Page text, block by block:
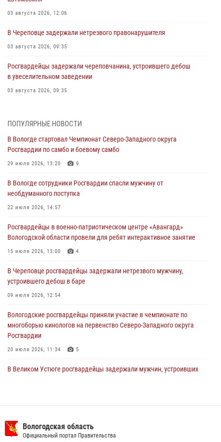
03 августа 2026, 12:06
В Череповце задержали нетрезвого правонарушителя
03 августа 2026, 09:35
Росгвардейцы задержали череповчанина, устроившего дебош
в увеселительном заведении
03 августа 2026, 09:35
товаров из магазина
В Вологде определились победители и призеры Чемпионатов
Северо-Западного округа Росгвардии по спортивному и боевому
03 августа 2026, 08:54 1
ЗА МИНУВШУЮ НЕДЕЛЮ СОТРУДНИКАМИ ВНЕВЕДОМСТВЕННОЙ
ПРАВОНАРУШИТЕЛЯ
02 августа 2026, 10:37
нарушителя на питбайке
31 июля 2026, 06:43
ПОПУЛЯРНЫЕ НОВОСТИ
В Вологде стартовал Чемпионат Северо-Западного округа
Росгвардии по самбо и боевому самбо
29 июля 2026, 13:20 9
В Вологде сотрудники Росгвардии спасли мужчину от
необдуманного поступка
22 июля 2026, 14:57
Росгвардейцы в военно-патриотическом центре «Авангард»
Вологодской области провели для ребят интерактивное занятие
15 июля 2026, 13:00 4
В Череповце росгвардейцы задержали нетрезвого мужчину,
устроившего дебош в баре
09 июля 2026, 12:54
Вологодские росгвардейцы приняли участие в чемпионате по
многоборью кинологов на первенство Северо-Западного округа
Росгвардии
20 июля 2026, 11:34 5
В Великом Устюге росгвардейцы задержали мужчин, устроивших
задержали сотрудники вневедомственной охраны Росгвардии за
минувшую неделю
Вологодская область
Официальный портал Правительства